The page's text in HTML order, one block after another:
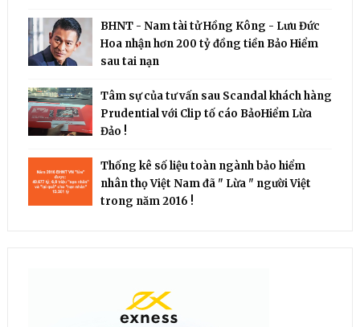
BHNT - Nam tài tử Hồng Kông - Lưu Đức
Hoa nhận hơn 200 tỷ đồng tiền Bảo Hiểm
sau tai nạn
Tâm sự của tư vấn sau Scandal khách hàng
Prudential với Clip tố cáo BảoHiểm Lừa
Đảo !
Thống kê số liệu toàn ngành bảo hiểm
nhân thọ Việt Nam đã " Lừa " người Việt
trong năm 2016 !